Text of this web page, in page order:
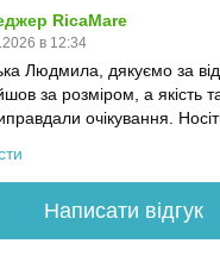
RicaMare
в 12:34
Людмила, дякуємо за
за розміром, а якість
очікування.
Написати відгук